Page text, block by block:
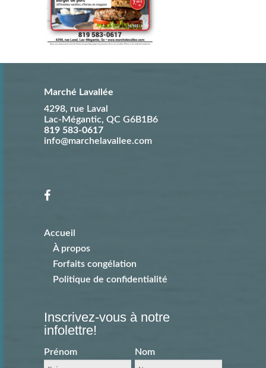
Marché Lavallée
4298, rue Laval
Lac-Mégantic, QC G6B1B6
819 583-0617
info@marchelavallee.com
Accueil
À propos
Forfaits congélation
Politique de confidentialité
Inscrivez-vous à notre
infolettre!
Prénom Nom